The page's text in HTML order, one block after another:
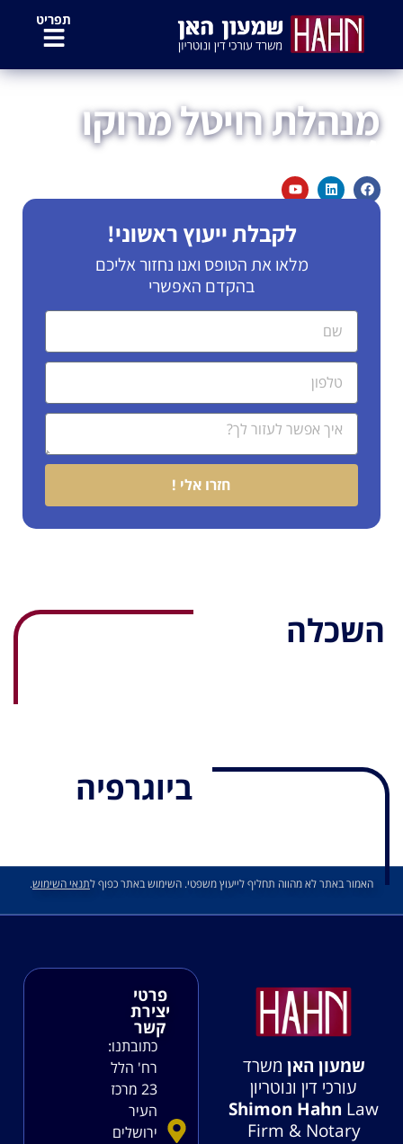
תפריט
מנהלת רויטל מרוקו
לקבלת ייעוץ ראשוני!
מלאו את הטופס ואנו נחזור אליכם
בהקדם האפשרי
חזרו אלי !
השכלה
ביוגרפיה
האמור באתר לא מהווה תחליף לייעוץ משפטי. השימוש באתר כפוף לתנאי השימוש.
שמעון האן משרד
עורכי דין ונוטריון
Shimon Hahn Law
Firm & Notary
פרטי
יצירת
קשר
כתובתנו:
רח' הלל
23 מרכז
העיר
ירושלים